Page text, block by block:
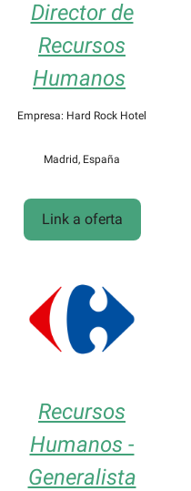
Director de
Recursos
Humanos
Empresa: Hard Rock Hotel
Madrid, España
Link a oferta
Recursos
Humanos -
Generalista